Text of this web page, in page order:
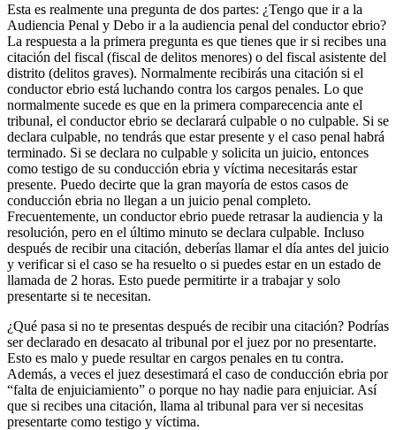
Esta es realmente una pregunta de dos partes: ¿Tengo que ir a la
Audiencia Penal y Debo ir a la audiencia penal del conductor ebrio?
La respuesta a la primera pregunta es que tienes que ir si recibes una
citación del fiscal (fiscal de delitos menores) o del fiscal asistente del
distrito (delitos graves). Normalmente recibirás una citación si el
conductor ebrio está luchando contra los cargos penales. Lo que
normalmente sucede es que en la primera comparecencia ante el
tribunal, el conductor ebrio se declarará culpable o no culpable. Si se
declara culpable, no tendrás que estar presente y el caso penal habrá
terminado. Si se declara no culpable y solicita un juicio, entonces
como testigo de su conducción ebria y víctima necesitarás estar
presente. Puedo decirte que la gran mayoría de estos casos de
conducción ebria no llegan a un juicio penal completo.
Frecuentemente, un conductor ebrio puede retrasar la audiencia y la
resolución, pero en el último minuto se declara culpable. Incluso
después de recibir una citación, deberías llamar el día antes del juicio
y verificar si el caso se ha resuelto o si puedes estar en un estado de
llamada de 2 horas. Esto puede permitirte ir a trabajar y solo
presentarte si te necesitan.
¿Qué pasa si no te presentas después de recibir una citación? Podrías
ser declarado en desacato al tribunal por el juez por no presentarte.
Esto es malo y puede resultar en cargos penales en tu contra.
Además, a veces el juez desestimará el caso de conducción ebria por
“falta de enjuiciamiento” o porque no hay nadie para enjuiciar. Así
que si recibes una citación, llama al tribunal para ver si necesitas
presentarte como testigo y víctima.